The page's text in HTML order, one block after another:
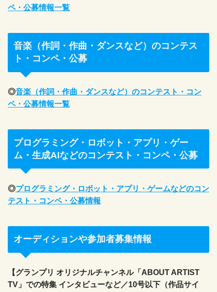
ペ・公募情報一覧
音楽（作詞・作曲・ダンスなど）のコンテス
ト・コンペ・公募
◎音楽（作詞・作曲・ダンスなど）のコンテスト・コン
ペ・公募情報一覧
プログラミング・ロボット・アプリ・ゲー
ム・生成AIなどのコンテスト・コンペ・公募
◎プログラミング・ロボット・アプリ・ゲームなどのコン
テスト・コンペ・公募情報
オーディションや参加者募集情報
【グランプリ オリジナルチャンネル「ABOUT ARTIST
TV」での特集 インタビューなど／10号以下（作品サイ